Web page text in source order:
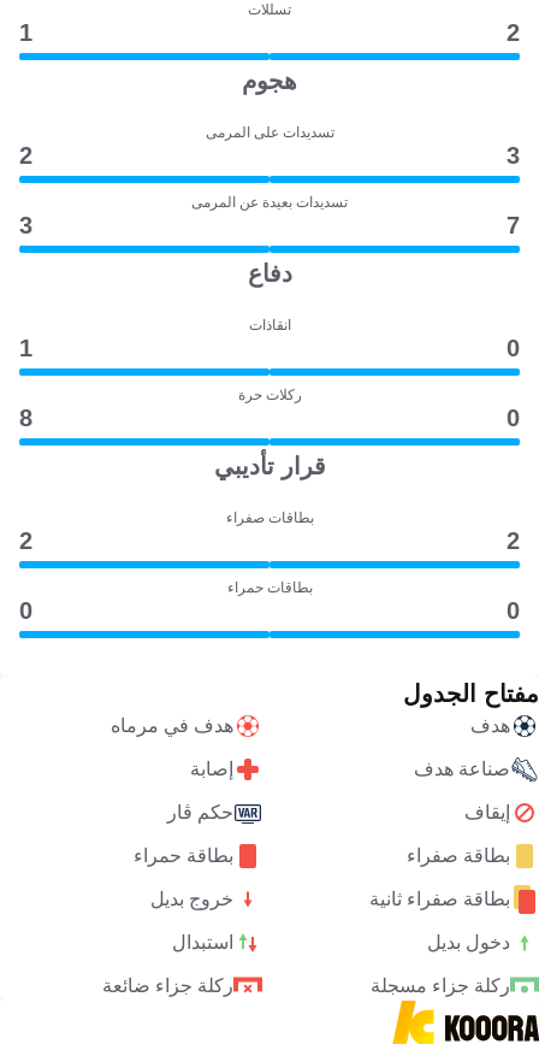
تسللات
2
1
هجوم
تسديدات على المرمى
3
2
تسديدات بعيدة عن المرمى
7
3
دفاع
انقاذات
0
1
ركلات حرة
0
8
قرار تأديبي
بطاقات صفراء
2
2
بطاقات حمراء
0
0
مفتاح الجدول
هدف هدف في مرماه
صناعة هدف إصابة
إيقاف حكم ڤار
بطاقة صفراء بطاقة حمراء
بطاقة صفراء ثانية خروج بديل
دخول بديل استبدال
ركلة جزاء مسجلة ركلة جزاء ضائعة